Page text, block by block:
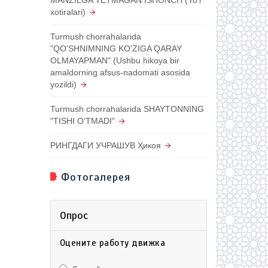
xotiralari)
Turmush chorrahalarida
"QO'SHNIMNING KO'ZIGA QARAY
OLMAYAPMAN" (Ushbu hikoya bir
amaldorning afsus-nadomati asosida
yozildi)
Turmush chorrahalarida SHAYTONNING
"TISHI O'TMADI"
РИНГДАГИ УЧРАШУВ Ҳикоя
Фотогалерея
Опрос
Оцените работу движка